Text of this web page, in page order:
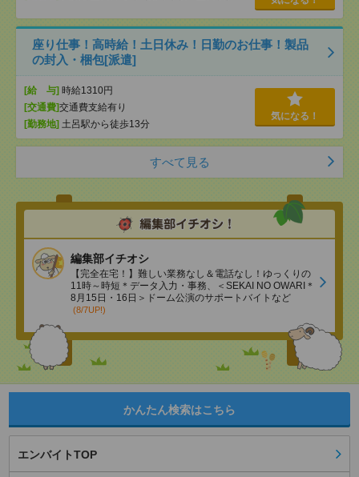
座り仕事！高時給！土日休み！日勤のお仕事！製品
の封入・梱包[派遣]
[給 与] 時給1310円
[交通費]交通費支給有り
[勤務地] 土呂駅から徒歩13分
気になる！
すべて見る
編集部イチオシ
【完全在宅！】難しい業務なし＆電話なし！ゆっくりの
11時～時短＊データ入力・事務、＜SEKAI NO OWARI＊
8月15日・16日＞ドーム公演のサポートバイトなど
(8/7UP!)
かんたん検索はこちら
エンバイトTOP